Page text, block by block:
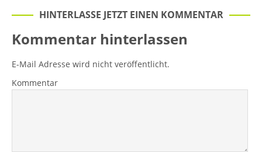
HINTERLASSE JETZT EINEN KOMMENTAR
Kommentar hinterlassen
E-Mail Adresse wird nicht veröffentlicht.
Kommentar